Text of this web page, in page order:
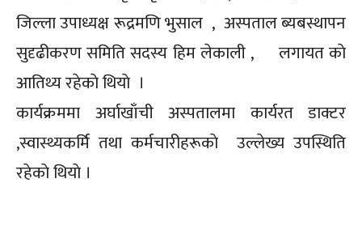
जिल्ला उपाध्यक्ष रूद्रमणि भुसाल , अस्पताल ब्यबस्थापन
सुदृढीकरण समिति सदस्य हिम लेकाली , लगायत काे
आतिथ्य रहेकाे थियाे ।
कार्यक्रममा अर्घाखाँची अस्पतालमा कार्यरत डाक्टर
,स्वास्थ्यकर्मि तथा कर्मचारीहरूकाे उल्लेख्य उपस्थिति
रहेकाे थियाे ।